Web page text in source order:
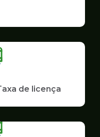
de licença